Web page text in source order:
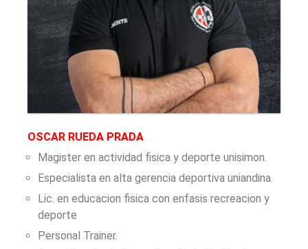
OSCAR RUEDA PRADA
Magister en actividad fisica y deporte unisimon.
Especialista en alta gerencia deportiva uniandina.
Lic. en educacion fisica con enfasis recreacion y
deporte
Personal Trainer.